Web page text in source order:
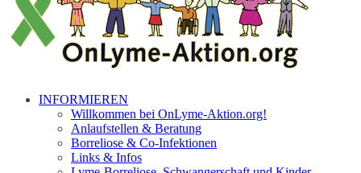
INFORMIEREN
Willkommen bei OnLyme-Aktion.org!
Anlaufstellen & Beratung
Borreliose & Co-Infektionen
Links & Infos